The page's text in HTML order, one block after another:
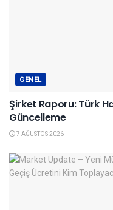
GENEL
Şirket Raporu: Türk
Güncelleme
7 AĞUSTOS 2026